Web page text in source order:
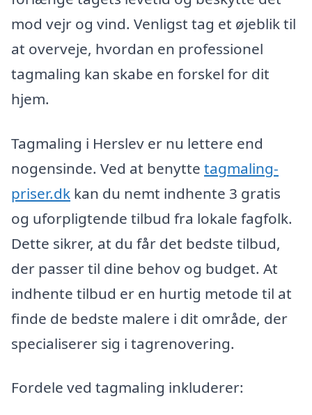
mod vejr og vind. Venligst tag et øjeblik til
at overveje, hvordan en professionel
tagmaling kan skabe en forskel for dit
hjem.
Tagmaling i Herslev er nu lettere end
nogensinde. Ved at benytte tagmaling-
priser.dk kan du nemt indhente 3 gratis
og uforpligtende tilbud fra lokale fagfolk.
Dette sikrer, at du får det bedste tilbud,
der passer til dine behov og budget. At
indhente tilbud er en hurtig metode til at
finde de bedste malere i dit område, der
specialiserer sig i tagrenovering.
Fordele ved tagmaling inkluderer: